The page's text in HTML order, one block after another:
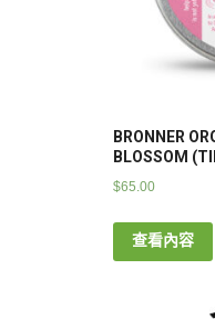
BRONNER
BLOSSOM
$65.00
查看內容